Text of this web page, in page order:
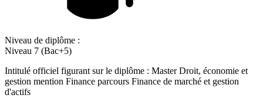
Niveau de diplôme :
Niveau 7 (Bac+5)
Intitulé officiel figurant sur le diplôme : Master Droit, économie et
gestion mention Finance parcours Finance de marché et gestion
d'actifs